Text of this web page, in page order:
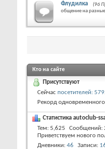
Флудилка
(96
общение на
Кто на сайте
Присутствуют
Сейчас посетителей: 579
Рекорд
Статистика autoclub-
Тем
5,625 Сообщений
Приветствуем нового
Дневники 46 Записи